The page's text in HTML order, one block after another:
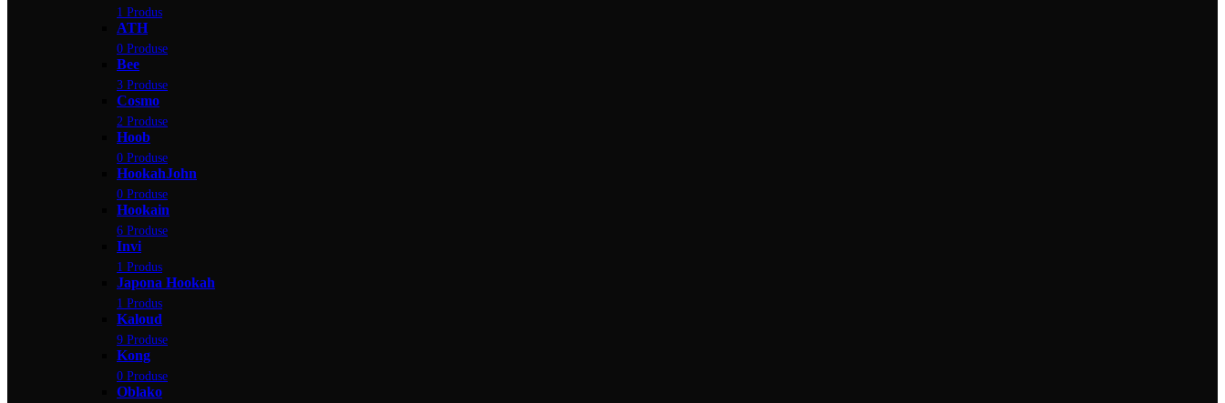
1 Produs
ATH
0 Produse
Bee
3 Produse
Cosmo
2 Produse
Hoob
0 Produse
HookahJohn
0 Produse
Hookain
6 Produse
Invi
1 Produs
Japona Hookah
1 Produs
Kaloud
9 Produse
Kong
0 Produse
Oblako